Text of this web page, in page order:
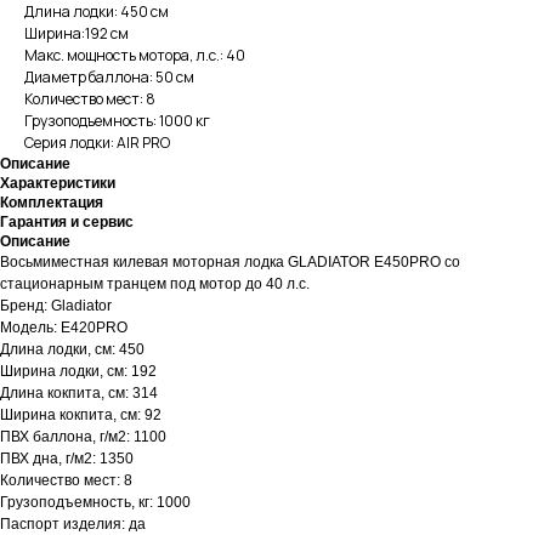
Длина лодки: 450 см
Ширина:192 см
Макс. мощность мотора, л.с.: 40
Диаметр баллона: 50 см
Количество мест: 8
Грузоподъемность: 1000 кг
Серия лодки: AIR PRO
Описание
Характеристики
Комплектация
Гарантия и сервис
Описание
Восьмиместная килевая моторная лодка GLADIATOR E450PRO со
стационарным транцем под мотор до 40 л.с.
Бренд: Gladiator
Модель: E420PRO
Длина лодки, см: 450
Ширина лодки, см: 192
Длина кокпита, см: 314
Ширина кокпита, см: 92
ПВХ баллона, г/м2: 1100
ПВХ дна, г/м2: 1350
Количество мест: 8
Грузоподъемность, кг: 1000
Паспорт изделия: да